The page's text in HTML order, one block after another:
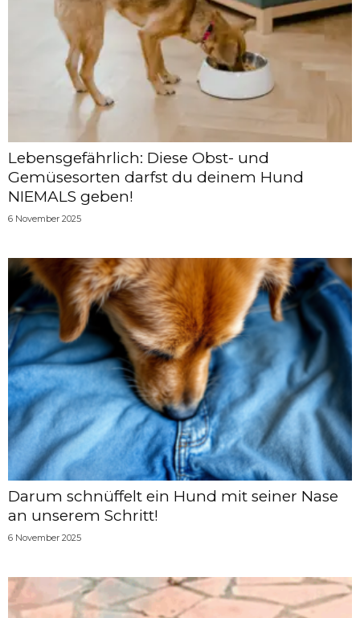
Lebensgefährlich: Diese Obst- und
Gemüsesorten darfst du deinem Hund
NIEMALS geben!
6 November 2025
Darum schnüffelt ein Hund mit seiner Nase
an unserem Schritt!
6 November 2025